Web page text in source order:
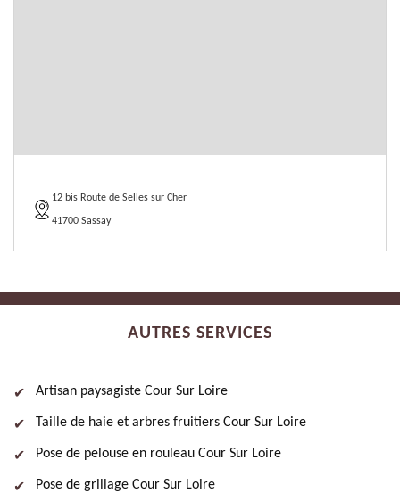
12 bis Route de Selles sur Cher
41700 Sassay
AUTRES SERVICES
Artisan paysagiste Cour Sur Loire
Taille de haie et arbres fruitiers Cour Sur Loire
Pose de pelouse en rouleau Cour Sur Loire
Pose de grillage Cour Sur Loire